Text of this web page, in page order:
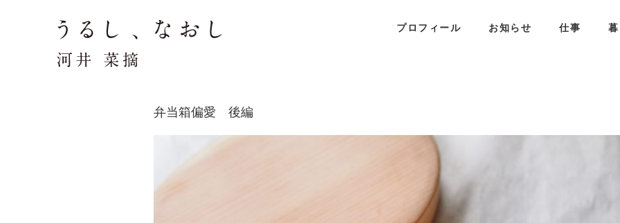
プロフィール お知らせ 仕事
弁当箱偏愛 後編